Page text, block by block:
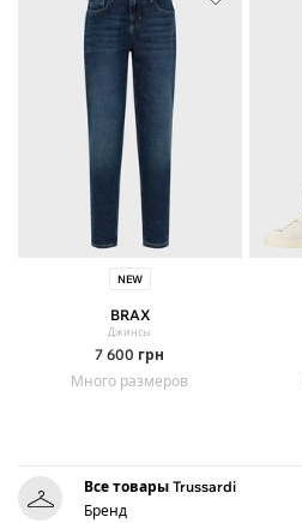
NEW
BRAX
Джинсы
7 600 грн
Много размеров
Все товары Trussardi
Бренд